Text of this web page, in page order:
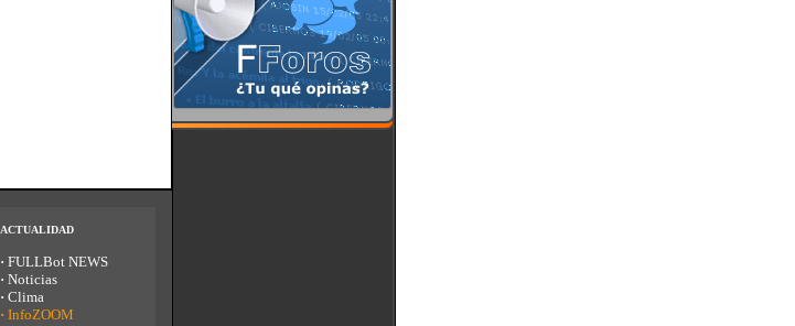
ACTUALIDAD
· FULLBot NEWS
· Noticias
· Clima
· InfoZOOM